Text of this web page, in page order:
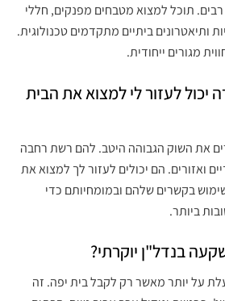
רבים. תוכל למצוא מטבחים מפנקים, חללי
ותיאטרונים ביתיים מתקדמים טכנולוגית.
מגורים ייחודית.
יכול לעזור לי למצוא את הבית
את השוק הגבוהה היטב. להם רשת רחבה
ואזורים. הם יכולים לעזור לך למצוא את
בקשרים שלהם ובמומחיותם כדי
ביותר.
בנדל"ן יוקרתי?
על יותר מאשר רק לקבל בית יפה. זה